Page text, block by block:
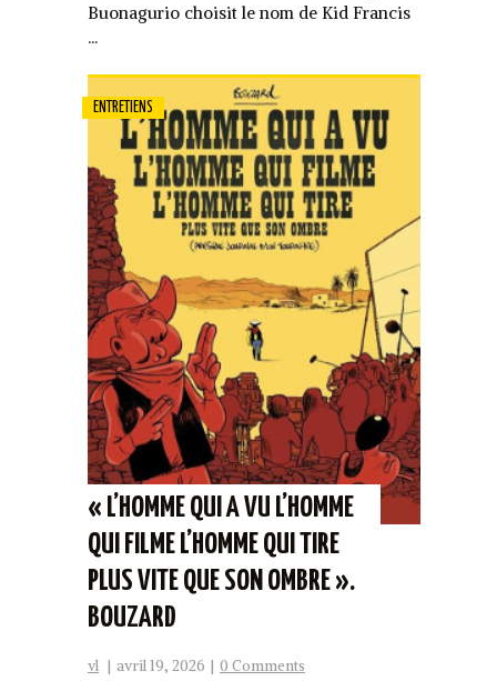
Buonagurio choisit le nom de Kid Francis
...
ENTRETIENS
« L’HOMME QUI A VU L’HOMME
QUI FILME L’HOMME QUI TIRE
PLUS VITE QUE SON OMBRE ».
BOUZARD
vl | avril 19, 2026 | 0 Comments